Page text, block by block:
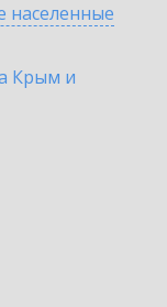
населенные
Крым и